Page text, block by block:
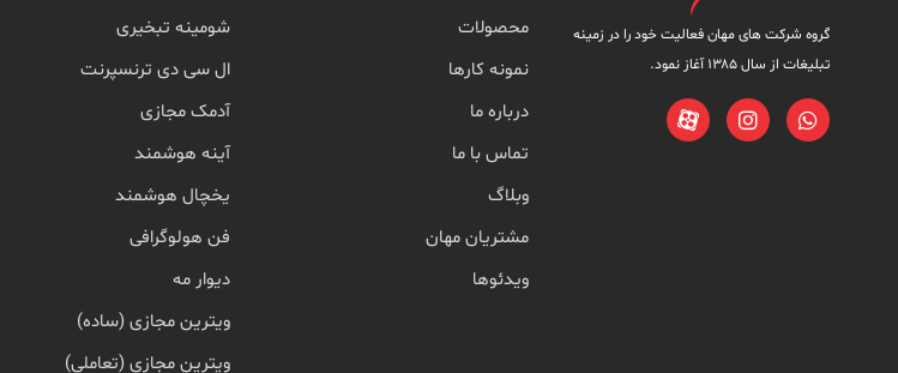
گروه شرکت های مهان فعالیت خود را در زمینه
تبلیغات از سال ۱۳۸۵ آغاز نمود.
محصولات
نمونه کارها
درباره ما
تماس با ما
وبلاگ
مشتریان مهان
ویدئوها
شومینه تبخیری
ال سی دی ترنسپرنت
آدمک مجازی
آینه هوشمند
یخچال هوشمند
فن هولوگرافی
دیوار مه
ویترین مجازی (ساده)
ویترین مجازی (تعاملی)